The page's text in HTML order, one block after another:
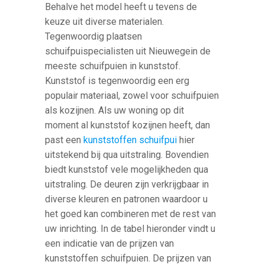
Behalve het model heeft u tevens de
keuze uit diverse materialen.
Tegenwoordig plaatsen
schuifpuispecialisten uit Nieuwegein de
meeste schuifpuien in kunststof.
Kunststof is tegenwoordig een erg
populair materiaal, zowel voor schuifpuien
als kozijnen. Als uw woning op dit
moment al kunststof kozijnen heeft, dan
past eenkunststoffen schuifpui hier
uitstekend bij qua uitstraling. Bovendien
biedt kunststof vele mogelijkheden qua
uitstraling. De deuren zijn verkrijgbaar in
diverse kleuren en patronen waardoor u
het goed kan combineren met de rest van
uw inrichting. In de tabel hieronder vindt u
een indicatie van de prijzen van
kunststoffen schuifpuien. De prijzen van